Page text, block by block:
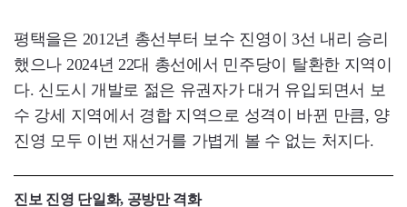
평택을은 2012년 총선부터 보수 진영이 3선 내리 승리
했으나 2024년 22대 총선에서 민주당이 탈환한 지역이
다. 신도시 개발로 젊은 유권자가 대거 유입되면서 보
수 강세 지역에서 경합 지역으로 성격이 바뀐 만큼, 양
진영 모두 이번 재선거를 가볍게 볼 수 없는 처지다.
진보 진영 단일화, 공방만 격화